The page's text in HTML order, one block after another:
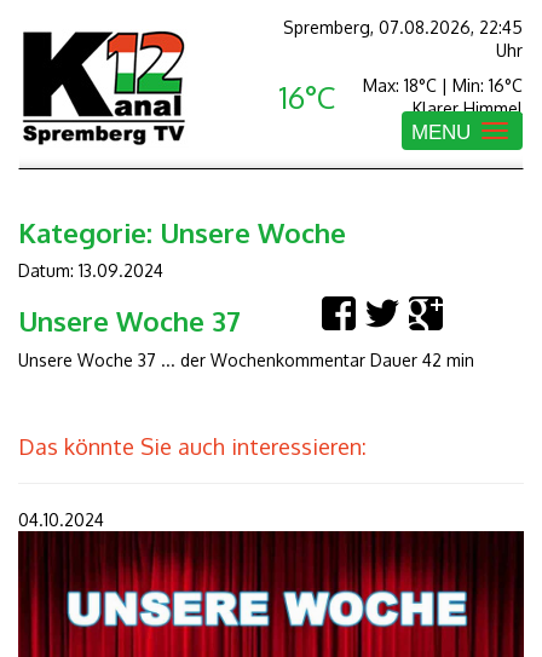
Spremberg, 07.08.2026, 22:45
Uhr
16°C
Max: 18°C | Min: 16°C
Klarer Himmel
Toggle
navigation
MENU
Kategorie: Unsere Woche
Datum: 13.09.2024
Unsere Woche 37
Unsere Woche 37 ... der Wochenkommentar Dauer 42 min
Das könnte Sie auch interessieren:
04.10.2024